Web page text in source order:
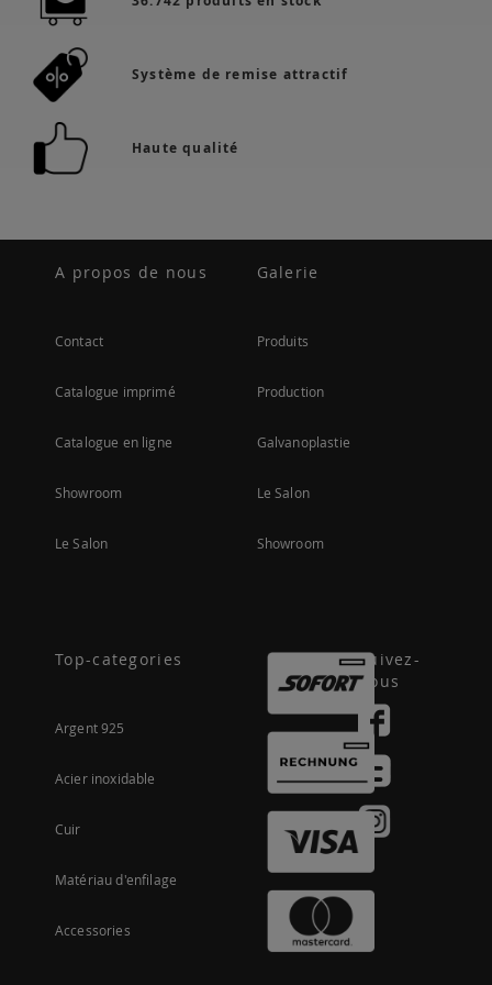
Système de remise attractif
Haute qualité
A propos de nous
Contact
Catalogue imprimé
Catalogue en ligne
Showroom
Le Salon
Galerie
Produits
Production
Galvanoplastie
Le Salon
Showroom
Top-categories
Argent 925
Acier inoxidable
Cuir
Matériau d'enfilage
Accessories
Suivez-
nous